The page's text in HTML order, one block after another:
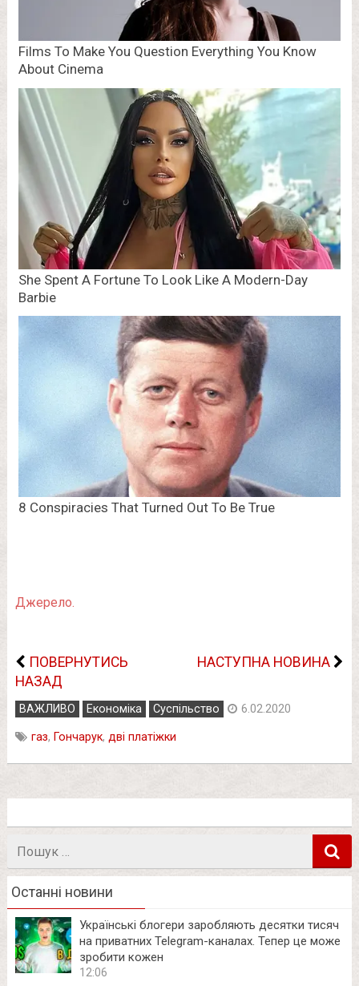
Джерело.
ПОВЕРНУТИСЬ
НАЗАД
НАСТУПНА НОВИНА
ВАЖЛИВО Економіка Суспільство 6.02.2020
газ, Гончарук, дві платіжки
Останні новини
Українські блогери заробляють десятки тисяч
на приватних Telegram-каналах. Тепер це може
зробити кожен
12:06